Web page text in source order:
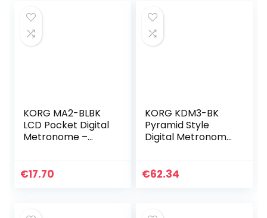
KORG MA2-BLBK
LCD Pocket Digital
Metronome –
€17.70
KORG KDM3-BK
Pyramid Style
Digital Metronome
€62.34